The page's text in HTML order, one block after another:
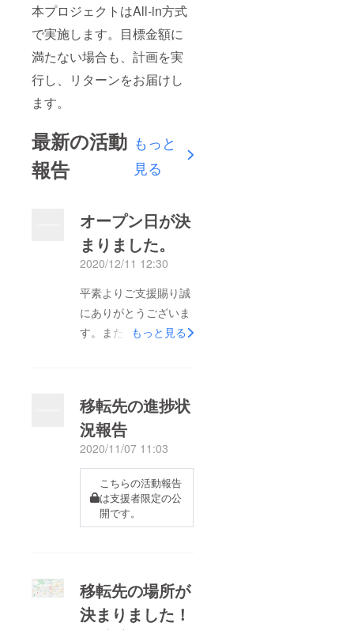
本プロジェクトはAll-in方式
で実施します。目標金額に
満たない場合も、計画を実
行し、リターンをお届けし
ます。
最新の活動
報告
もっと
見る
オープン日が決
まりました。
2020/12/11 12:30
平素よりご支援賜り誠
にありがとうございま
す。また、コロナ禍に
せいたしました、よう
やくですがオープンに
日時が決まりました。
１２月１８日（金）１
７時よりオープンさせ
て頂きます。このよう
な状況下ですので、ご
ただける際はご予約い
ただけると幸いです。
もっと見る
移転先の進捗状
況報告
2020/11/07 11:03
こちらの活動報告
は支援者限定の公
開です。
移転先の場所が
決まりました！